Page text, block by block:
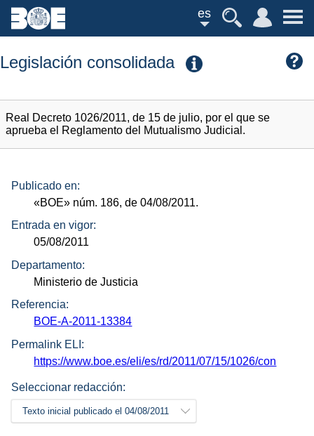
es
Legislación consolidada
Real Decreto 1026/2011, de 15 de julio, por el que se
aprueba el Reglamento del Mutualismo Judicial.
Publicado en:
«BOE» núm. 186, de 04/08/2011.
Entrada en vigor:
05/08/2011
Departamento:
Ministerio de Justicia
Referencia:
BOE-A-2011-13384
Permalink ELI:
https://www.boe.es/eli/es/rd/2011/07/15/1026/con
Seleccionar redacción:
Texto inicial publicado el 04/08/2011